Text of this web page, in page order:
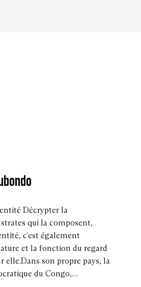
Décrypter la
qui la composent,
c’est également
et la fonction du regard
elle.Dans son propre pays, la
du Congo,…